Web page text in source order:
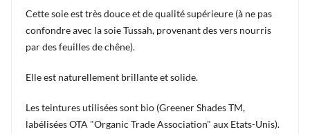
Cette soie est très douce et de qualité supérieure (à ne pas
confondre avec la soie Tussah, provenant des vers nourris
par des feuilles de chêne).
Elle est naturellement brillante et solide.
Les teintures utilisées sont bio (Greener Shades TM,
labélisées OTA "Organic Trade Association" aux Etats-Unis).